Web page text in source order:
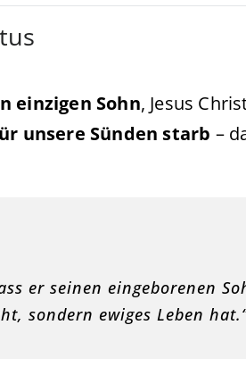
einzigen Sohn, Jesus
unsere Sünden starb –
er seinen eingeborenen
sondern ewiges Leben